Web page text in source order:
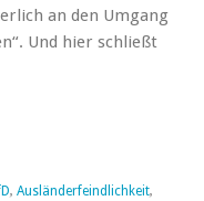
an den Umgang
Und hier schließt
, Ausländerfeindlichkeit,